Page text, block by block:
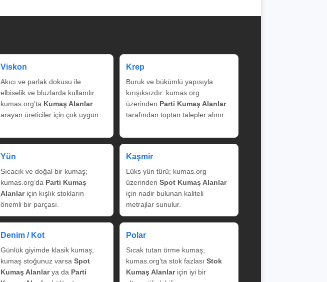
Viskon
Akıcı ve parlak dokusu ile
elbiselik ve bluzlarda kullanılır.
kumas.org’ta Kumaş Alanlar
arayan üreticiler için çok uygun.
Krep
Buruk ve bükümlü yapısıyla
kırışıksızdır. kumas.org
üzerinden Parti Kumaş Alanlar
tarafından toptan talepler alınır.
Yün
Sıcacık ve doğal bir kumaş;
kumas.org’da Parti Kumaş
Alanlariçin kışlık stokların
önemli bir parçası.
Kaşmir
Lüks yün türü; kumas.org
üzerinden Spot Kumaş Alanlar
için nadir bulunan kaliteli
metrajlar sunulur.
Denim / Kot
Günlük giyimde klasik kumaş;
kumaş stoğunuz varsa Spot
Kumaş Alanlarya da Parti
Polar
Sıcak tutan örme kumaş;
kumas.org’ta stok fazlası Stok
Kumaş Alanlariçin iyi bir